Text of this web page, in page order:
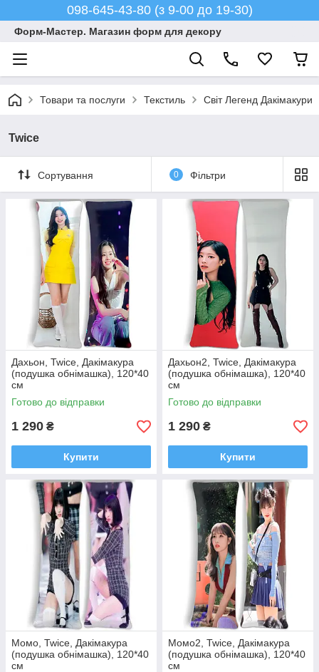
098-645-43-80 (з 9-00 до 19-30)
Форм-Мастер. Магазин форм для декору
Товари та послуги Текстиль Світ Легенд Дакімакури
Twice
Сортування 0 Фільтри
Дахьон, Twice, Дакімакура
(подушка обнімашка), 120*40
см
Готово до відправки
1 290 ₴
Купити
Дахьон2, Twice, Дакімакура
(подушка обнімашка), 120*40
см
Готово до відправки
1 290 ₴
Купити
Момо, Twice, Дакімакура
(подушка обнімашка), 120*40
см
Момо2, Twice, Дакімакура
(подушка обнімашка), 120*40
см